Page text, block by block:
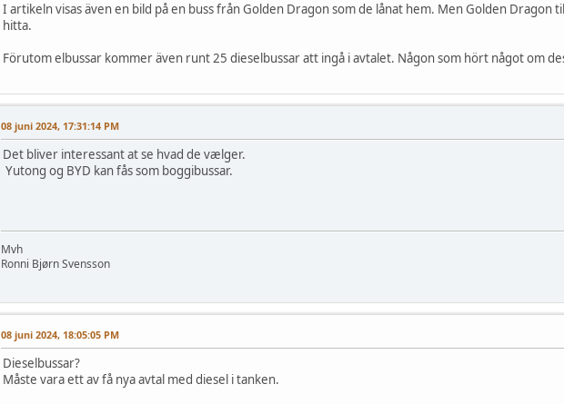
I artikeln visas även en bild på en buss från Golden Dragon som de lånat hem. Men Golden Dragon
hitta.
Förutom elbussar kommer även runt 25 dieselbussar att ingå i avtalet. Någon som hört något om
08 juni 2024, 17:31:14 PM
Det bliver interessant at se hvad de vælger.
Yutong og BYD kan fås som boggibussar.
Mvh
Ronni Bjørn Svensson
08 juni 2024, 18:05:05 PM
Dieselbussar?
Måste vara ett av få nya avtal med diesel i tanken.